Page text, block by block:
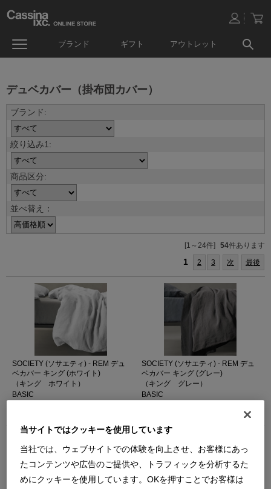
ブランド ギフト アウトレット
デュベカバー（掛布団カバー）
並べ替え：
[1～24件] 54件あります
1 2 3 次 最後
SOCIETY (ソサエティ) - REM デュ
ベカバー キング (ホワイト)
（キング ホワイト）
BASIC
SOCIETY (ソサエティ) - REM デュ
ベカバー キング (グレー)
（キング グレー）
BASIC
当サイトではクッキーを使用しています
当社では、ウェブサイトでの体験を向上させ、お客様にあっ
たコンテンツや広告のご提供や、トラフィックを分析するた
めにクッキーを使用しています。OKを押すことでお客様は